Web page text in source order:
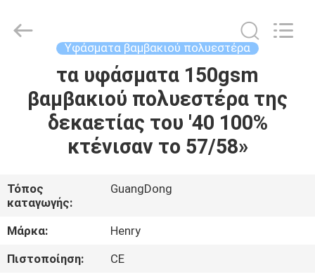
ΠΡΟΪΌΝΤΑ
ΕΜΕΊΣ
ΓΎΡΟΣ
ΕΡΓΟΣΤΑΣΊΩΝ
Trading
Υφάσματα βαμβακιού πολυεστέρα
τα υφάσματα 150gsm
βαμβακιού πολυεστέρα της
δεκαετίας του '40 100%
κτένισαν το 57/58»
Τόπος
καταγωγής:
GuangDong
Μάρκα:
Henry
Πιστοποίηση:
CE